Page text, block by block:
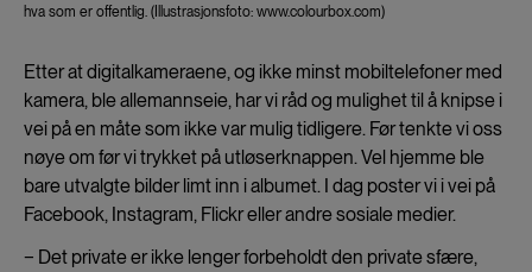
hva som er offentlig. (Illustrasjonsfoto: www.colourbox.com)
Etter at digitalkameraene, og ikke minst mobiltelefoner med
kamera, ble allemannseie, har vi råd og mulighet til å knipse i
vei på en måte som ikke var mulig tidligere. Før tenkte vi oss
nøye om før vi trykket på utløserknappen. Vel hjemme ble
bare utvalgte bilder limt inn i albumet. I dag poster vi i vei på
Facebook, Instagram, Flickr eller andre sosiale medier.
− Det private er ikke lenger forbeholdt den private sfære,